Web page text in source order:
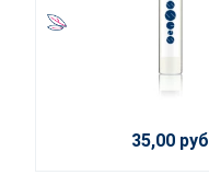
35,00 руб